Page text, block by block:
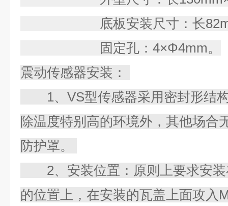
底板安装尺寸：长
固定孔：4×Φ4mm。
震动传感器安装：
1、VS型传感器采用密封形结
除温度特别高的环境外，其他场合
防护罩。
2、安装位置：原则上要求安装
的位置上，在安装的瓦盖上面攻入